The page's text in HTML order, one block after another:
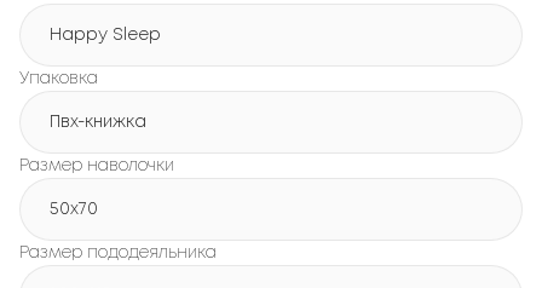
Happy Sleep
Упаковка
Пвх-книжка
Размер наволочки
50x70
Размер пододеяльника